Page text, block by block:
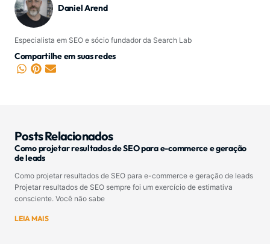
Daniel Arend
Especialista em SEO e sócio fundador da Search Lab
Compartilhe em suas redes
Posts Relacionados
Como projetar resultados de SEO para e-commerce e geração
de leads
Como projetar resultados de SEO para e-commerce e geração de leads
Projetar resultados de SEO sempre foi um exercício de estimativa
consciente. Você não sabe
LEIA MAIS